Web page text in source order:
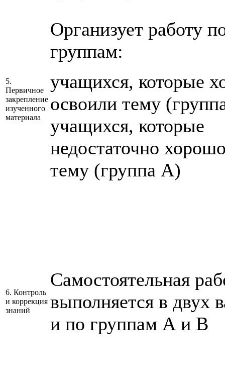
5.
Первичное
закрепление
изученного
материала
Организует работу
группам:
учащихся, которые
освоили тему
учащихся, которые
недостаточно
тему (группа А)
6. Контроль
и коррекция
знаний
Самостоятельная
выполняется в двух
и по группам А и В